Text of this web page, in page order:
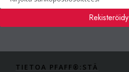
Rekisteröidy
TIETOA PFAFF®:STÄ